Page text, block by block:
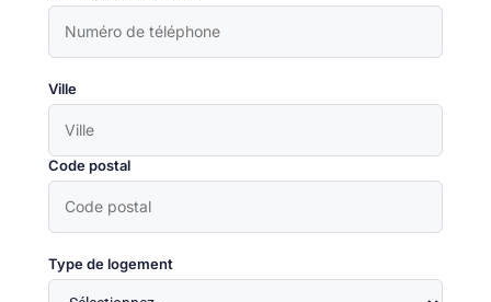
Ville
Code postal
Type de logement